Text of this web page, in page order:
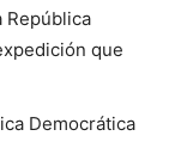
República
que
Democrática